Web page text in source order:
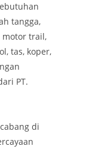
tangga,
motor trail,
tas, koper,
PT.
di